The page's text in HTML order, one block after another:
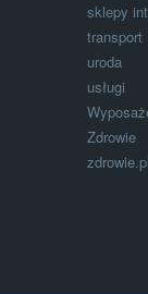
sklepy
transport
uroda
usługi
Zdrowie
zdrowie.pl